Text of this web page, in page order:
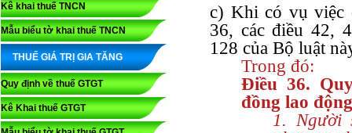
Kê khai thuế TNCN
Mẫu biểu tờ khai thuế TNCN
THUẾ GIÁ TRỊ GIA TĂNG
Quy định về thuế GTGT
Kê Khai thuế GTGT
c) Khi có vụ việc
36, các điều 42,
128 của Bộ luật
Trong đó:
Điều 36.
đồng lao
1. Người